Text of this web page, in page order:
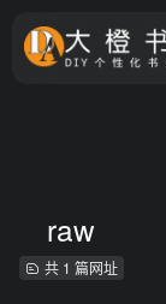
raw
共 1 篇网址